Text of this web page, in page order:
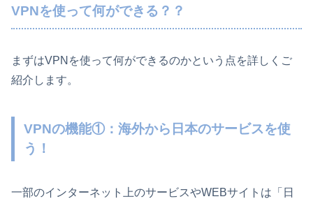
VPNを使って何ができる？？
まずはVPNを使って何ができるのかという点を詳しくご
紹介します。
VPNの機能①：海外から日本のサービスを使
う！
一部のインターネット上のサービスやWEBサイトは「日